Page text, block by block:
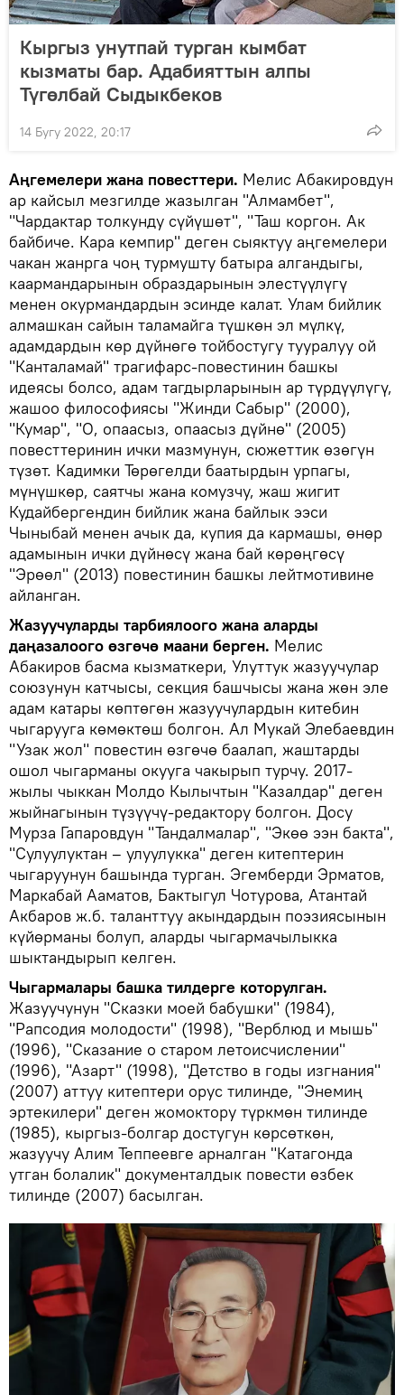
Кыргыз унутпай турган кымбат
кызматы бар. Адабияттын алпы
Түгөлбай Сыдыкбеков
14 Бугу 2022, 20:17
Аңгемелери жана повесттери. Мелис Абакировдун
ар кайсыл мезгилде жазылган "Алмамбет",
"Чардактар толкунду сүйүшөт", "Таш коргон. Ак
байбиче. Кара кемпир" деген сыяктуу аңгемелери
чакан жанрга чоң турмушту батыра алгандыгы,
каармандарынын образдарынын элестүүлүгү
менен окурмандардын эсинде калат. Улам бийлик
алмашкан сайын таламайга түшкөн эл мүлкү,
адамдардын көр дүйнөгө тойбостугу тууралуу ой
"Канталамай" трагифарс-повестинин башкы
идеясы болсо, адам тагдырларынын ар түрдүүлүгү,
жашоо философиясы "Жинди Сабыр" (2000),
"Кумар", "О, опаасыз, опаасыз дүйнө" (2005)
повесттеринин ички мазмунун, сюжеттик өзөгүн
түзөт. Кадимки Төрөгелди баатырдын урпагы,
мүнүшкөр, саятчы жана комузчу, жаш жигит
Кудайбергендин бийлик жана байлык ээси
Чыныбай менен ачык да, купия да кармашы, өнөр
адамынын ички дүйнөсү жана бай көрөңгөсү
"Эрөөл" (2013) повестинин башкы лейтмотивине
айланган.
Жазуучуларды тарбиялоого жана аларды
даңазалоого өзгөчө маани берген. Мелис
Абакиров басма кызматкери, Улуттук жазуучулар
союзунун катчысы, секция башчысы жана жөн эле
адам катары көптөгөн жазуучулардын китебин
чыгарууга көмөктөш болгон. Ал Мукай Элебаевдин
"Узак жол" повестин өзгөчө баалап, жаштарды
ошол чыгарманы окууга чакырып турчу. 2017-
жылы чыккан Молдо Кылычтын "Казалдар" деген
жыйнагынын түзүүчү-редактору болгон. Досу
Мурза Гапаровдун "Тандалмалар", "Экөө ээн бакта",
"Сулуулуктан – улуулукка" деген китептерин
чыгаруунун башында турган. Эгемберди Эрматов,
Маркабай Ааматов, Бактыгул Чотурова, Атантай
Акбаров ж.б. таланттуу акындардын поэзиясынын
күйөрманы болуп, аларды чыгармачылыкка
шыктандырып келген.
Чыгармалары башка тилдерге которулган.
Жазуучунун "Сказки моей бабушки" (1984),
"Рапсодия молодости" (1998), "Верблюд и мышь"
(1996), "Сказание о старом летоисчислении"
(1996), "Азарт" (1998), "Детство в годы изгнания"
(2007) аттуу китептери орус тилинде, "Энемиң
эртекилери" деген жомоктору түркмөн тилинде
(1985), кыргыз-болгар достугун көрсөткөн,
жазуучу Алим Теппеевге арналган "Катагонда
утган болалик" документалдык повести өзбек
тилинде (2007) басылган.